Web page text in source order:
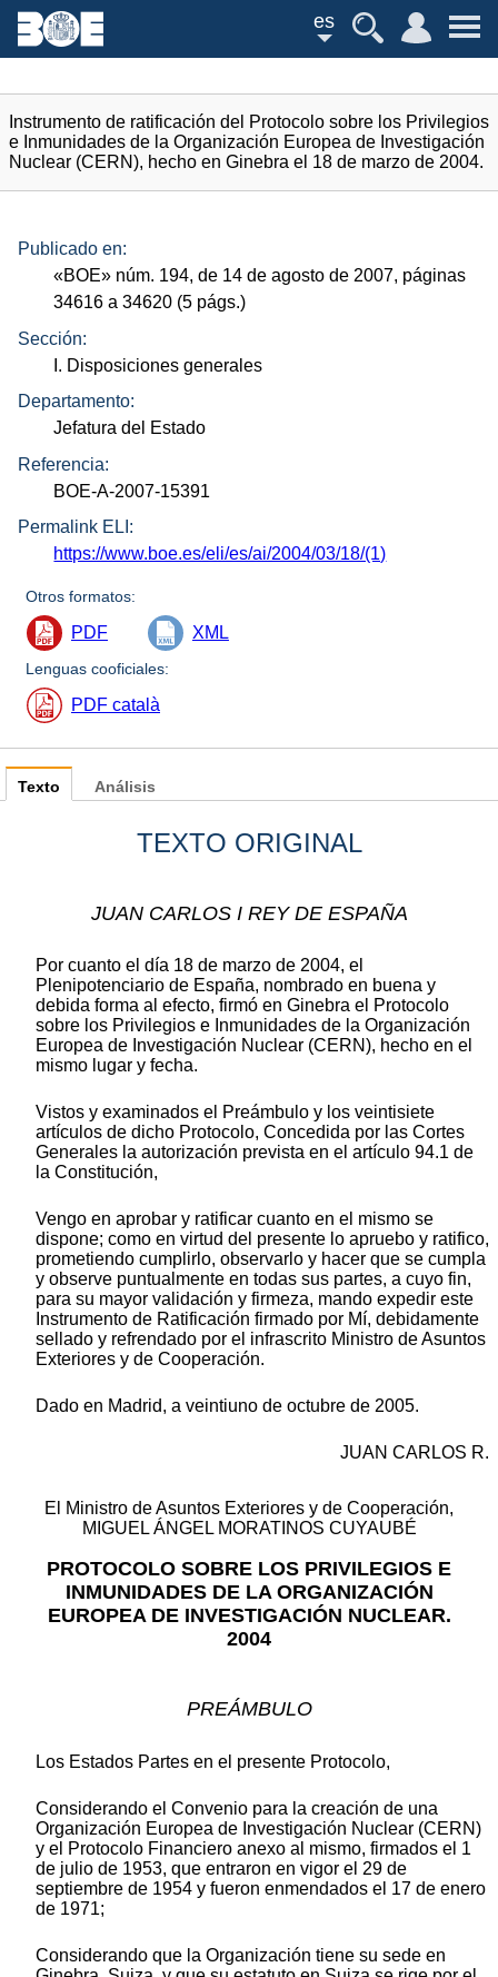
es
Instrumento de ratificación del Protocolo sobre los Privilegios
e Inmunidades de la Organización Europea de Investigación
Nuclear (CERN), hecho en Ginebra el 18 de marzo de 2004.
Publicado en:
«BOE» núm. 194, de 14 de agosto de 2007, páginas
34616 a 34620 (5 págs.)
Sección:
I. Disposiciones generales
Departamento:
Jefatura del Estado
Referencia:
BOE-A-2007-15391
Permalink ELI:
https://www.boe.es/eli/es/ai/2004/03/18/(1)
Otros formatos:
PDF XML
Lenguas cooficiales:
PDF català
Texto
TEXTO ORIGINAL
JUAN CARLOS I REY DE ESPAÑA
Por cuanto el día 18 de marzo de 2004, el
Plenipotenciario de España, nombrado en buena y
debida forma al efecto, firmó en Ginebra el Protocolo
sobre los Privilegios e Inmunidades de la Organización
Europea de Investigación Nuclear (CERN), hecho en el
mismo lugar y fecha.
Vistos y examinados el Preámbulo y los veintisiete
artículos de dicho Protocolo, Concedida por las Cortes
Generales la autorización prevista en el artículo 94.1 de
la Constitución,
Vengo en aprobar y ratificar cuanto en el mismo se
dispone; como en virtud del presente lo apruebo y ratifico,
prometiendo cumplirlo, observarlo y hacer que se cumpla
y observe puntualmente en todas sus partes, a cuyo fin,
para su mayor validación y firmeza, mando expedir este
Instrumento de Ratificación firmado por Mí, debidamente
sellado y refrendado por el infrascrito Ministro de Asuntos
Exteriores y de Cooperación.
Dado en Madrid, a veintiuno de octubre de 2005.
JUAN CARLOS R.
El Ministro de Asuntos Exteriores y de Cooperación,
MIGUEL ÁNGEL MORATINOS CUYAUBÉ
PROTOCOLO SOBRE LOS PRIVILEGIOS E
INMUNIDADES DE LA ORGANIZACIÓN
EUROPEA DE INVESTIGACIÓN NUCLEAR.
2004
PREÁMBULO
Los Estados Partes en el presente Protocolo,
Considerando el Convenio para la creación de una
Organización Europea de Investigación Nuclear (CERN)
y el Protocolo Financiero anexo al mismo, firmados el 1
de julio de 1953, que entraron en vigor el 29 de
septiembre de 1954 y fueron enmendados el 17 de enero
de 1971;
Considerando que la Organización tiene su sede en
Análisis